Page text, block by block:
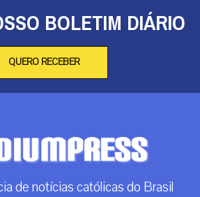
BOLETIM DIÁRIO
QUERO RECEBER
de notícias católicas do Brasil